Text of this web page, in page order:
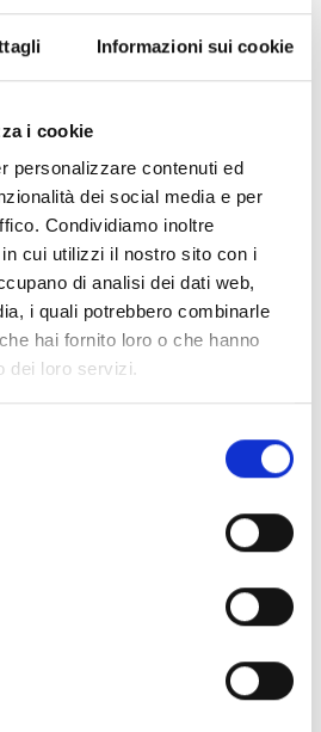
Informazioni sui cookie
i cookie
personalizzare contenuti ed
dei social media e per
Condividiamo inoltre
cui utilizzi il nostro sito con i
di analisi dei dati web,
i quali potrebbero combinarle
hai fornito loro o che hanno
dei loro servizi.
Milano, Italia